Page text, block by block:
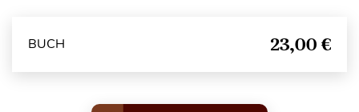
BUCH 23,00 €